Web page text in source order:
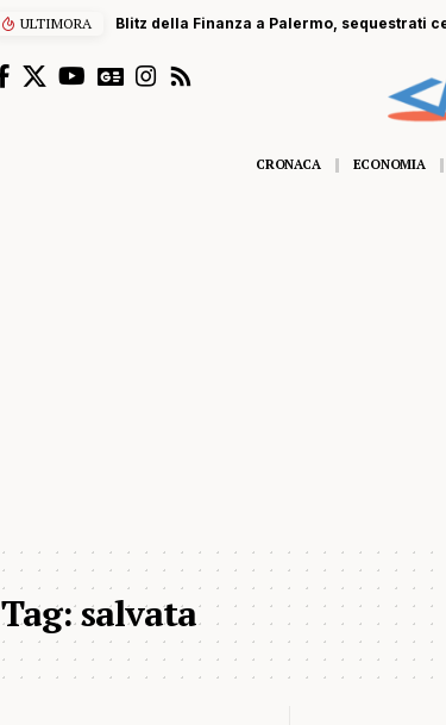
ULTIMORA Blitz della Finanza a Palermo, sequestrati
CRONACA ECONOMIA
Tag:salvata